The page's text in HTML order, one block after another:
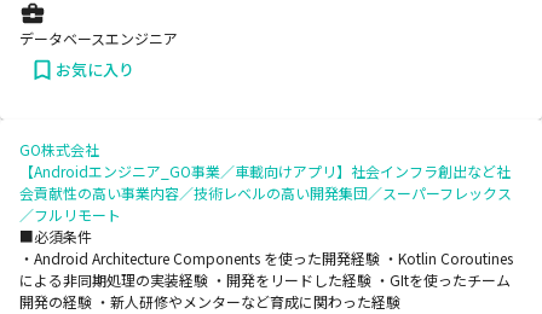
データベースエンジニア
お気に入り
GO株式会社
【Androidエンジニア_GO事業／車載向けアプリ】社会インフラ創出など社
会貢献性の高い事業内容／技術レベルの高い開発集団／スーパーフレックス
／フルリモート
■必須条件
・Android Architecture Components を使った開発経験 ・Kotlin Coroutines
による非同期処理の実装経験 ・開発をリードした経験 ・GItを使ったチーム
開発の経験 ・新人研修やメンターなど育成に関わった経験